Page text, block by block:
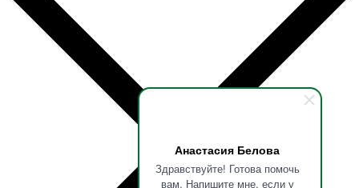
Анастасия Белова
Здравствуйте! Готова помочь
вам. Напишите мне, если у